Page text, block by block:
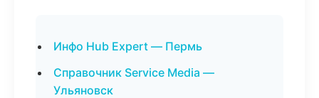
Инфо Hub Expert — Пермь
Справочник Service Media —
Ульяновск